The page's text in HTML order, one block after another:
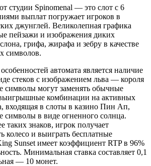
студии Spinomenal — это слот с 6
выплат погружает игроков в
джунглей. Великолепная графика
пейзажи и изображения диких
грифа, жирафа и зебру в качестве
символов.
автомата является наличие
стеков с изображением льва — короля
символы могут заменять обычные
выигрышные комбинации на активных
входящая в слоты в казино Пин Ап,
символы в виде огненного солнца.
таких знаков, игрок получает
колесо и выиграть бесплатные
Sunset имеет коэффициент RTP в 96%
Минимальная ставка составляет 0,1
— 10 монет.